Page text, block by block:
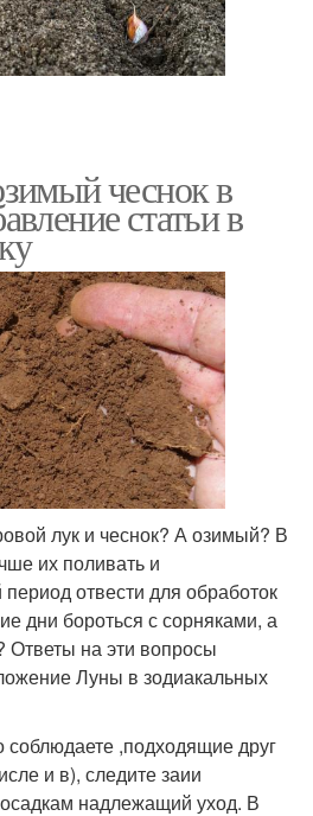
чеснок в
статьи в
лук и чеснок? А озимый? В
их поливать и
отвести для обработок
дни бороться с сорняками, а
Ответы на эти вопросы
Луны в зодиакальных
,подходящие друг
и в), следите заии
надлежащий уход. В